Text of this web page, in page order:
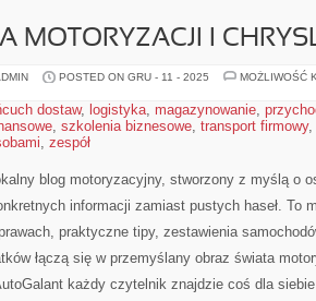
MOTORYZACJI I
POSTED ON GRU - 11 - 2025
MOŻLIWOŚĆ
dostaw, logistyka, magazynowanie,
, szkolenia biznesowe, transport firmowy,
, zespół
blog motoryzacyjny, stworzony z myślą o
informacji zamiast pustych haseł. To
praktyczne tipy, zestawienia
łączą się w przemyślany obraz świata
każdy czytelnik znajdzie coś dla